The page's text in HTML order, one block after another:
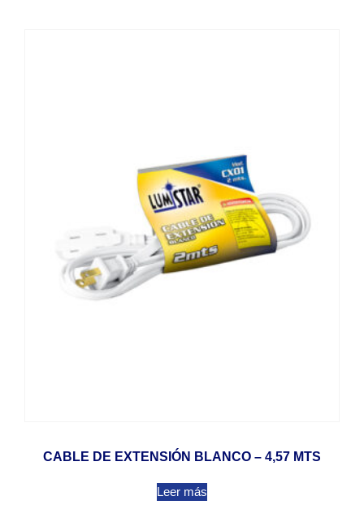
CABLE DE EXTENSIÓN BLANCO – 4,57 MTS
Leer más